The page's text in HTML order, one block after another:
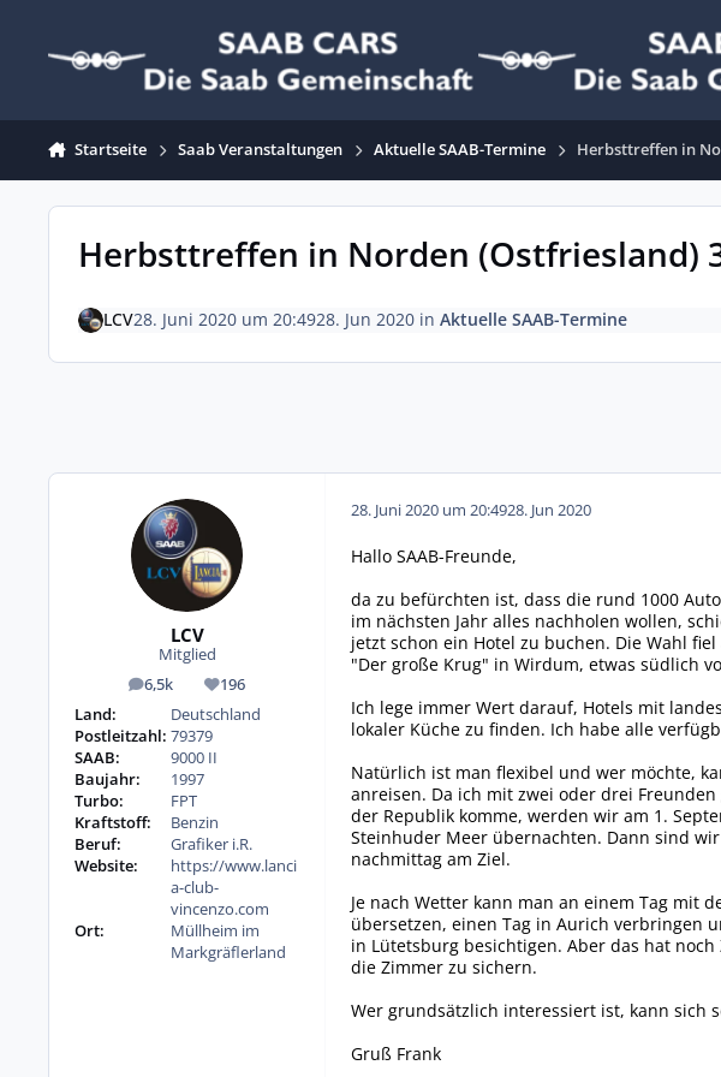
Startseite Saab Veranstaltungen Aktuelle SAAB-Termine Herbsttreffen in
Herbsttreffen in Norden (Ostfriesland)
LCV28. Juni 2020 um 20:4928. Jun 2020in Aktuelle SAAB-Termine
LCV
Mitglied
6,5k
Beiträge 196
Reputation
Land:
Deutschland
Postleitzahl: 79379
SAAB:
9000 II
Baujahr:
1997
Turbo:
FPT
Kraftstoff:
Benzin
Beruf:
Grafiker i.R.
Website:
https://www.lanci
a-club-
vincenzo.com
Ort:
Müllheim im
Markgräflerland
28. Juni 2020 um 20:4928. Jun 2020
Hallo SAAB-Freunde,
da zu befürchten ist, dass die rund 1000
im nächsten Jahr alles nachholen wollen,
jetzt schon ein Hotel zu buchen. Die Wahl
"Der große Krug" in Wirdum, etwas südlich
Ich lege immer Wert darauf, Hotels mit
lokaler Küche zu finden. Ich habe alle
Natürlich ist man flexibel und wer möchte,
anreisen. Da ich mit zwei oder drei
der Republik komme, werden wir am 1.
Steinhuder Meer übernachten. Dann sind
nachmittag am Ziel.
Je nach Wetter kann man an einem Tag mit
übersetzen, einen Tag in Aurich verbringen
in Lütetsburg besichtigen. Aber das hat
die Zimmer zu sichern.
Wer grundsätzlich interessiert ist, kann sich
Gruß Frank